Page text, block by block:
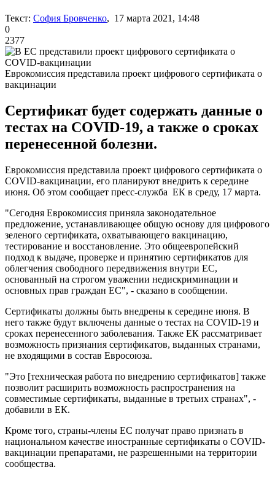
Текст: София Бровченко, 17 марта 2021, 14:48
0
2377
Еврокомиссия представила проект цифрового сертификата о
вакцинации
Сертификат будет содержать данные о
тестах на COVID-19, а также о сроках
перенесенной болезни.
Еврокомиссия представила проект цифрового сертификата о
COVID-вакцинации, его планируют внедрить к середине
июня. Об этом сообщает пресс-служба ЕК в среду, 17 марта.
"Сегодня Еврокомиссия приняла законодательное
предложение, устанавливающее общую основу для цифрового
зеленого сертификата, охватывающего вакцинацию,
тестирование и восстановление. Это общеевропейский
подход к выдаче, проверке и принятию сертификатов для
облегчения свободного передвижения внутри ЕС,
основанный на строгом уважении недискриминации и
основных прав граждан ЕС", - сказано в сообщении.
Сертификаты должны быть внедрены к середине июня. В
него также будут включены данные о тестах на COVID-19 и
сроках перенесенного заболевания. Также ЕК рассматривает
возможность признания сертификатов, выданных странами,
не входящими в состав Евросоюза.
"Это [техническая работа по внедрению сертификатов] также
позволит расширить возможность распространения на
совместимые сертификаты, выданные в третьих странах", -
добавили в ЕК.
Кроме того, страны-члены ЕС получат право признать в
национальном качестве иностранные сертификаты о COVID-
вакцинации препаратами, не разрешенными на территории
сообщества.